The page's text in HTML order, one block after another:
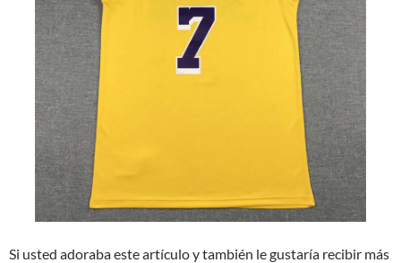
Si usted adoraba este artículo y también le gustaría recibir más